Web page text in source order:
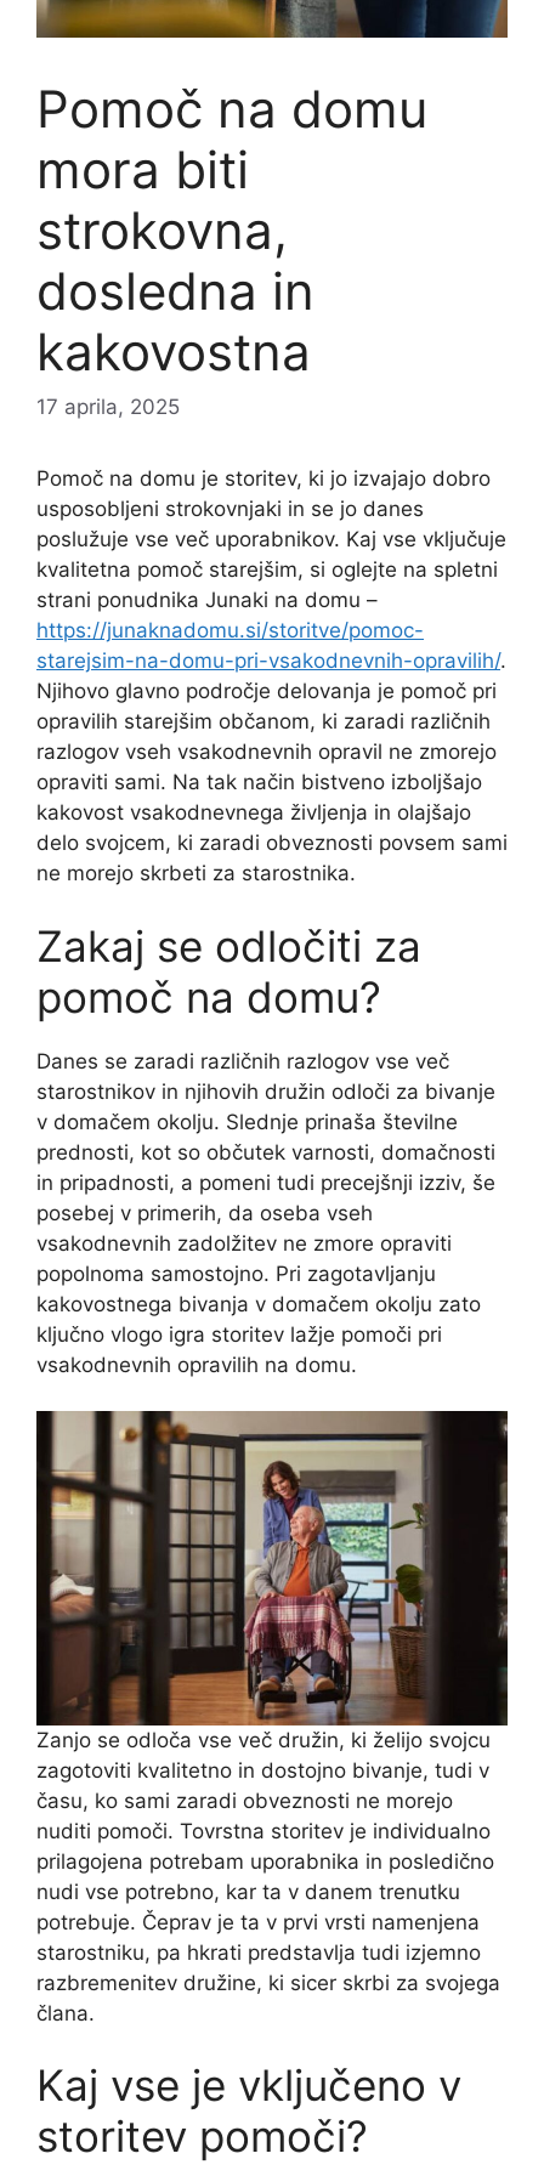
Pomoč na domu
mora biti
strokovna,
dosledna in
kakovostna
17 aprila, 2025
Pomoč na domu je storitev, ki jo izvajajo dobro
usposobljeni strokovnjaki in se jo danes
poslužuje vse več uporabnikov. Kaj vse vključuje
kvalitetna pomoč starejšim, si oglejte na spletni
strani ponudnika Junaki na domu –
https://junaknadomu.si/storitve/pomoc-
starejsim-na-domu-pri-vsakodnevnih-opravilih/.
Njihovo glavno področje delovanja je pomoč pri
opravilih starejšim občanom, ki zaradi različnih
razlogov vseh vsakodnevnih opravil ne zmorejo
opraviti sami. Na tak način bistveno izboljšajo
kakovost vsakodnevnega življenja in olajšajo
delo svojcem, ki zaradi obveznosti povsem sami
ne morejo skrbeti za starostnika.
Zakaj se odločiti za
pomoč na domu?
Danes se zaradi različnih razlogov vse več
starostnikov in njihovih družin odloči za bivanje
v domačem okolju. Slednje prinaša številne
prednosti, kot so občutek varnosti, domačnosti
in pripadnosti, a pomeni tudi precejšnji izziv, še
posebej v primerih, da oseba vseh
vsakodnevnih zadolžitev ne zmore opraviti
popolnoma samostojno. Pri zagotavljanju
kakovostnega bivanja v domačem okolju zato
ključno vlogo igra storitev lažje pomoči pri
vsakodnevnih opravilih na domu.
Zanjo se odloča vse več družin, ki želijo svojcu
zagotoviti kvalitetno in dostojno bivanje, tudi v
času, ko sami zaradi obveznosti ne morejo
nuditi pomoči. Tovrstna storitev je individualno
prilagojena potrebam uporabnika in posledično
nudi vse potrebno, kar ta v danem trenutku
potrebuje. Čeprav je ta v prvi vrsti namenjena
starostniku, pa hkrati predstavlja tudi izjemno
razbremenitev družine, ki sicer skrbi za svojega
člana.
Kaj vse je vključeno v
storitev pomoči?